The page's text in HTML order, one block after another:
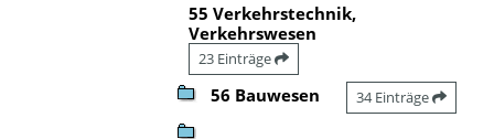
55 Verkehrstechnik,
Verkehrswesen
23 Einträge
56 Bauwesen 34 Einträge